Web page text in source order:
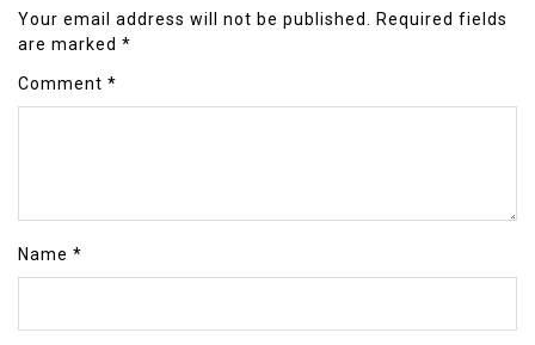
Your email address will not be published.
Required fields
are marked *
Comment *
Name *